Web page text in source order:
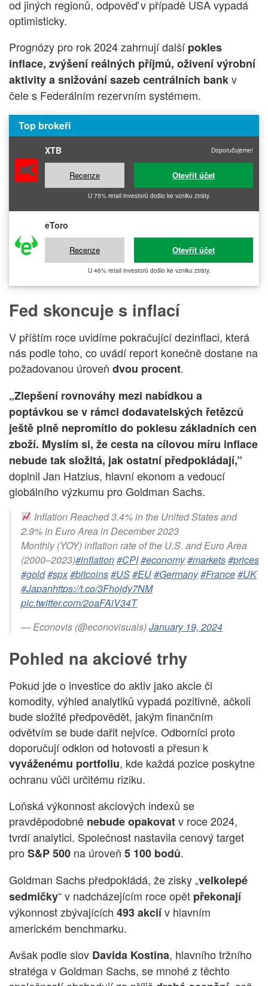
od jiných regionů, odpověď v případě USA vypadá
optimisticky.
Prognózy pro rok 2024 zahrnují dalšípokles
inflace, zvýšení reálných příjmů, oživení výrobní
aktivity a snižování sazeb centrálních bankv
čele s Federálním rezervním systémem.
Top brokeři
XTB Doporučujeme!
Recenze Otevřít účet
U 75% retail investorů došlo ke vzniku ztráty.
eToro
Recenze Otevřít účet
U 46% retail investorů došlo ke vzniku ztráty.
Fed skoncuje s inflací
V příštím roce uvidíme pokračující dezinflaci, která
nás podle toho, co uvádí report konečně dostane na
požadovanou úroveň dvou procent.
„Zlepšení rovnováhy mezi nabídkou a
poptávkou se v rámci dodavatelských řetězců
ještě plně nepromítlo do poklesu základních cen
zboží. Myslím si, že cesta na cílovou míru inflace
nebude tak složitá, jak ostatní předpokládají,”
doplnil Jan Hatzius, hlavní ekonom a vedoucí
globálního výzkumu pro Goldman Sachs.
Inflation Reached 3.4% in the United States and
2.9% in Euro Area in December 2023
Monthly (YOY) inflation rate of the U.S. and Euro Area
(2000–2023)#inflation#CPI#economy#markets#prices
#gold#spx#bitcoins#US#EU#Germany#France#UK
#Japanhttps://t.co/3Fhojdy7NM
pic.twitter.com/2oaFAiV34T
— Econovis (@econovisuals)January 19, 2024
Pohled na akciové trhy
Pokud jde o investice do aktiv jako akcie či
komodity, výhled analytiků vypadá pozitivně, ačkoli
bude složité předpovědět, jakým finančním
odvětvím se bude dařit nejvíce. Odborníci proto
doporučují odklon od hotovosti a přesun k
vyváženému portfoliu, kde každá pozice poskytne
ochranu vůči určitému riziku.
Loňská výkonnost akciových indexů se
pravděpodobně nebude opakovatv roce 2024,
tvrdí analytici. Společnost nastavila cenový target
pro S&P 500 na úroveň 5 100 bodů.
Goldman Sachs předpokládá, že zisky „velkolepé
sedmičky“ v nadcházejícím roce opět překonají
výkonnost zbývajících 493 akciív hlavním
americkém benchmarku.
Avšak podle slov Davida Kostina, hlavního tržního
stratéga v Goldman Sachs, se mnohé z těchto